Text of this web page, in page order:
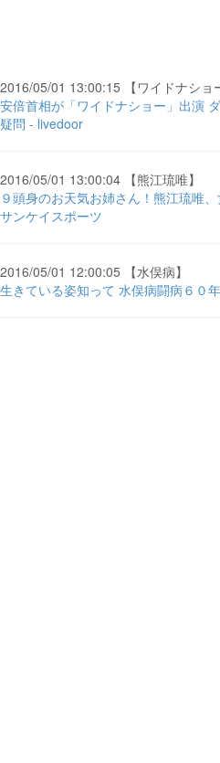
2016/05/01 13:00:15 【ワイドナショ
安倍首相が「ワイドナショー」出演
疑問 - livedoor
2016/05/01 13:00:04 【熊江琉唯】
９頭身のお天気お姉さん！熊江琉唯
サンケイスポーツ
2016/05/01 12:00:05 【水俣病】
生きている姿知って 水俣病闘病６０